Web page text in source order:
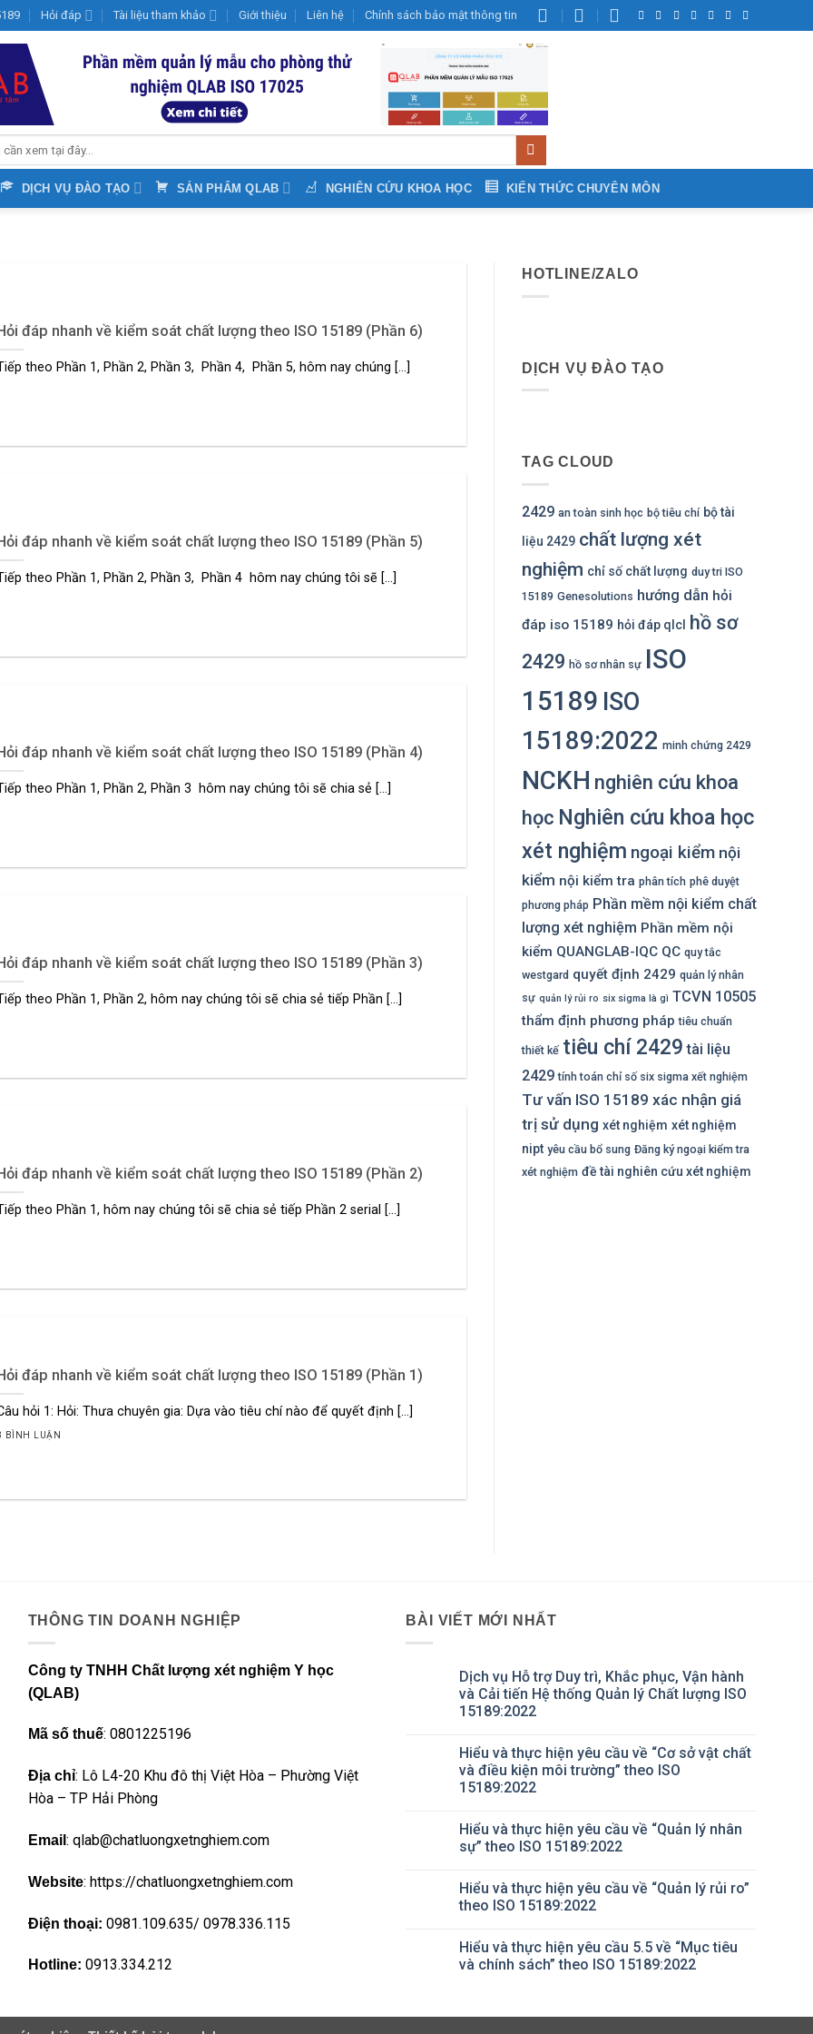
Hỏi đáp Tài liệu tham khảo Giới thiệu Liên hệ Chính sách bảo mật thông tin
DỊCH VỤ ĐÀO TẠO SẢN PHẨM QLAB NGHIÊN CỨU KHOA HỌC KIẾN THỨC CHUYÊN MÔN
Hỏi đáp nhanh về kiểm soát chất lượng theo ISO 15189 (Phần 6)
theo Phần 1, Phần 2, Phần 3, Phần 4, Phần 5, hôm nay chúng [...]
Hỏi đáp nhanh về kiểm soát chất lượng theo ISO 15189 (Phần 5)
theo Phần 1, Phần 2, Phần 3, Phần 4 hôm nay chúng tôi sẽ [...]
Hỏi đáp nhanh về kiểm soát chất lượng theo ISO 15189 (Phần 4)
theo Phần 1, Phần 2, Phần 3 hôm nay chúng tôi sẽ chia sẻ [...]
Hỏi đáp nhanh về kiểm soát chất lượng theo ISO 15189 (Phần 3)
theo Phần 1, Phần 2, hôm nay chúng tôi sẽ chia sẻ tiếp Phần [...]
Hỏi đáp nhanh về kiểm soát chất lượng theo ISO 15189 (Phần 2)
theo Phần 1, hôm nay chúng tôi sẽ chia sẻ tiếp Phần 2 serial [...]
Hỏi đáp nhanh về kiểm soát chất lượng theo ISO 15189 (Phần 1)
hỏi 1: Hỏi: Thưa chuyên gia: Dựa vào tiêu chí nào để quyết định [...]
BÌNH LUẬN
HOTLINE/ZALO
DỊCH VỤ ĐÀO TẠO
TAG CLOUD
2429 an toàn sinh học bộ tiêu chí bộ tài
liệu 2429 chất lượng xét
nghiệm chỉ số chất lượng duy tri ISO
15189 Genesolutions hướng dẫn hỏi
đáp iso 15189 hỏi đáp qlcl hồ sơ
2429 hồ sơ nhân sự ISO
15189 ISO
15189:2022 minh chứng 2429
NCKH nghiên cứu khoa
học Nghiên cứu khoa học
xét nghiệm ngoại kiểm nội
kiểm nội kiểm tra phân tích phê duyệt
phương pháp Phần mềm nội kiểm chất
lượng xét nghiệm Phần mềm nội
kiểm QUANGLAB-IQC QC quy tắc
westgard quyết định 2429 quản lý nhân
sự quản lý rủi ro six sigma là gì TCVN 10505
thẩm định phương pháp tiêu chuẩn
thiết kế tiêu chí 2429 tài liệu
2429 tính toán chỉ số six sigma xết nghiệm
Tư vấn ISO 15189 xác nhận giá
trị sử dụng xét nghiệm xét nghiệm
nipt yêu cầu bổ sung Đăng ký ngoại kiểm tra
xét nghiệm đề tài nghiên cứu xét nghiệm
THÔNG TIN DOANH NGHIỆP
Công ty TNHH Chất lượng xét nghiệm Y học
(QLAB)
Mã số thuế: 0801225196
Địa chỉ: Lô L4-20 Khu đô thị Việt Hòa – Phường Việt
Hòa – TP Hải Phòng
Email : qlab@chatluongxetnghiem.com
Website: https://chatluongxetnghiem.com
Điện thoại: 0981.109.635/ 0978.336.115
Hotline: 0913.334.212
BÀI VIẾT MỚI NHẤT
Dịch vụ Hỗ trợ Duy trì, Khắc phục, Vận hành
và Cải tiến Hệ thống Quản lý Chất lượng ISO
15189:2022
bình
luận
ở
Dịch
trợ
Duy
trì,
Vận
hành
và
Hệ
thống
Quản
Hiểu và thực hiện yêu cầu về “Cơ sở vật chất
và điều kiện môi trường” theo ISO
15189:2022
bình
luận
ở
thực
hiện
yêu
“Cơ
sở
vật
kiện
Hiểu và thực hiện yêu cầu về “Quản lý nhân
sự” theo ISO 15189:2022
bình
luận
ở
thực
hiện
yêu
lý
Hiểu và thực hiện yêu cầu về “Quản lý rủi ro”
theo ISO 15189:2022
bình
luận
ở
hiện
Hiểu và thực hiện yêu cầu 5.5 về “Mục tiêu
và chính sách” theo ISO 15189:2022
luận